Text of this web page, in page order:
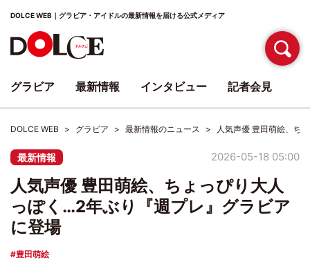
DOLCE WEB｜グラビア・アイドルの最新情報を届ける公式メディア
DOLCE WEB グラビア 最新情報のニュース 人気声優 豊田萌絵、ち
最新情報 2026-05-18 05:00
人気声優 豊田萌絵、ちょっぴり大人
っぽく…2年ぶり『週プレ』グラビア
に登場
豊田萌絵
グラビア 最新情報 インタビュー 記者会見